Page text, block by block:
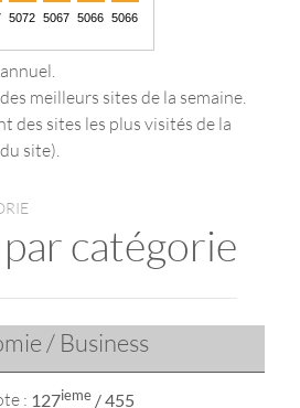
meilleurs sites de la semaine.
des sites les plus visités de la
site).
catégorie
/ Business
: 127ieme / 455